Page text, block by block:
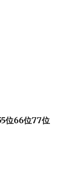
位66位77位